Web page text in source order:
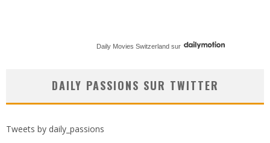
Daily Movies Switzerland sur
DAILY PASSIONS SUR TWITTER
Tweets by daily_passions